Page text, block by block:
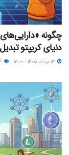
چگونه
دنیای کریپتو